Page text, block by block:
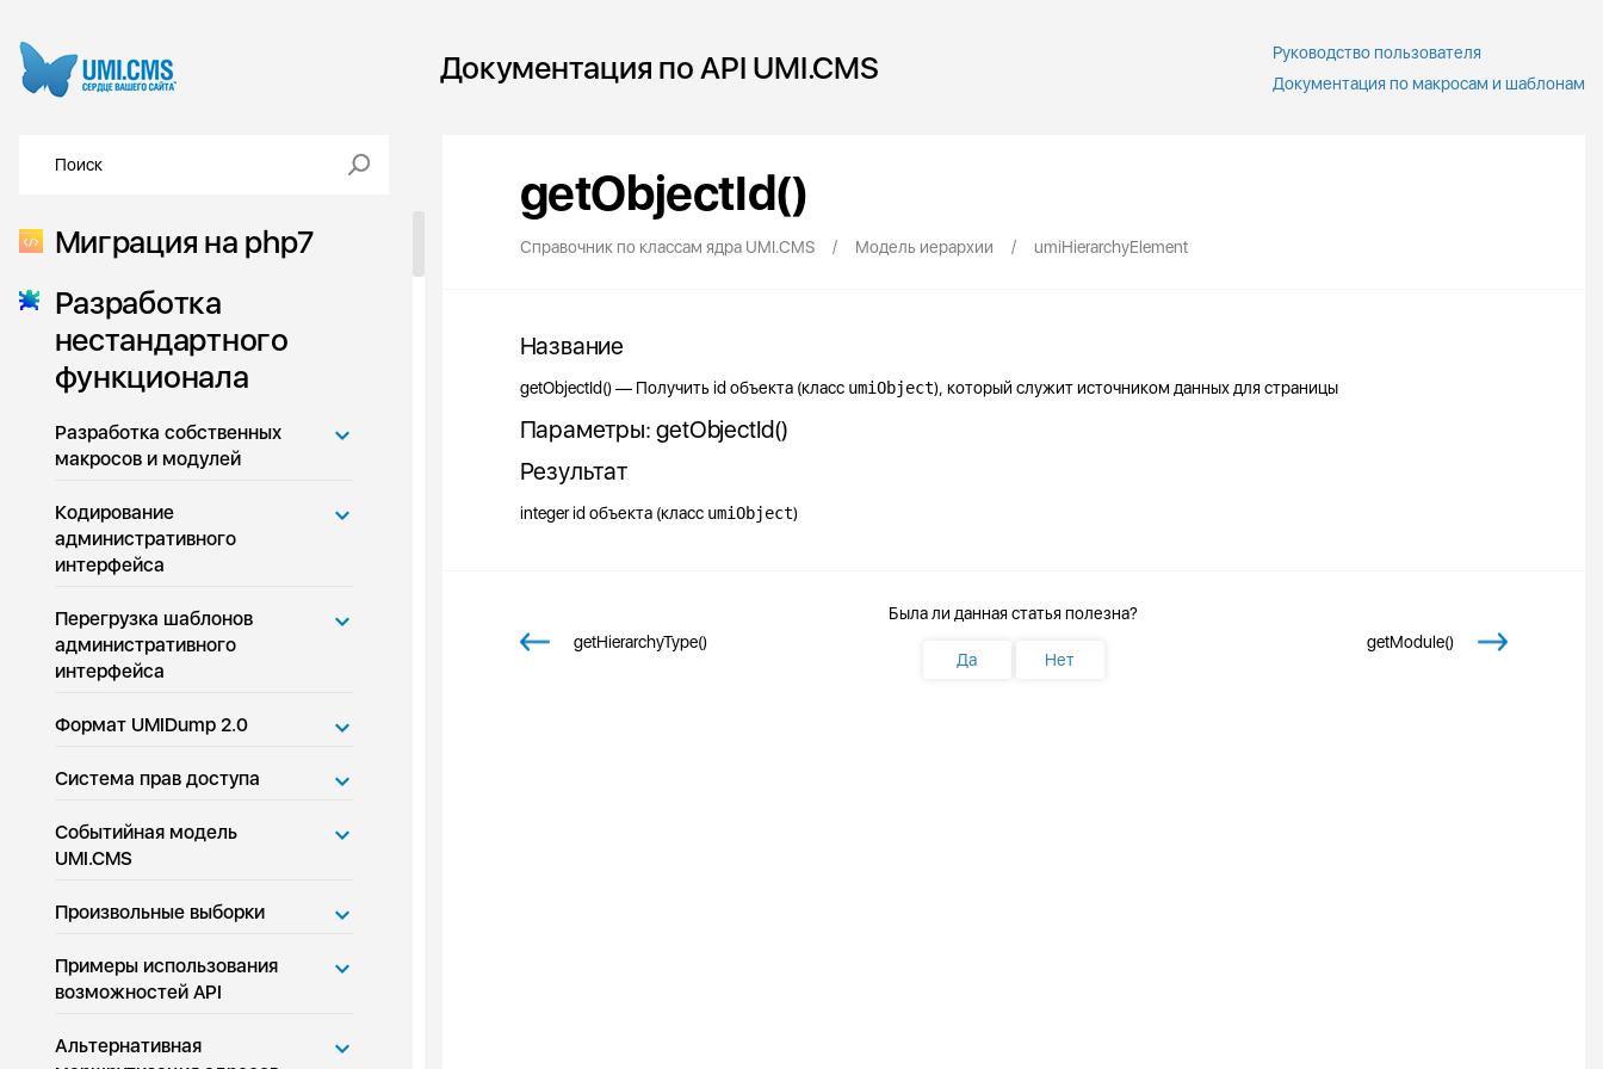
Документация по API UMI.CMS
Руководство пользователя
Документация по макросам и шаблонам
Миграция на php7
Разработка
нестандартного
функционала
Разработка собственных
макросов и модулей
Кодирование
административного
интерфейса
Перегрузка шаблонов
административного
интерфейса
Формат UMIDump 2.0
Система прав доступа
Событийная модель
UMI.CMS
Произвольные выборки
Примеры использования
возможностей API
Альтернативная
getObjectId()
Справочник по классам ядра UMI.CMS / Модель иерархии / umiHierarchyElement
Название
getObjectId() — Получить id объекта (класс umiObject), который служит источником данных для страницы
Параметры: getObjectId()
Результат
integerid объекта (класс umiObject)
getModule()
Была ли данная статья полезна?
getHierarchyType()